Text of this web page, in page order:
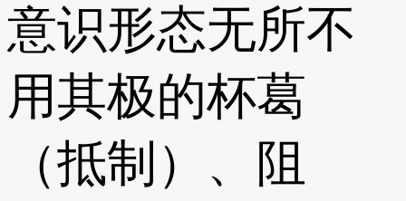
意识形态无所不
用其极的杯葛
（抵制）、阻